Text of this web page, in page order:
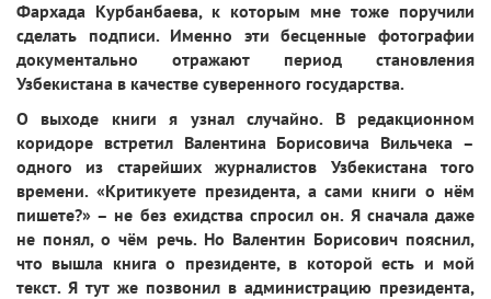
Фархада Курбанбаева, к которым мне тоже поручили
сделать подписи. Именно эти бесценные фотографии
документально отражают период становления
Узбекистана в качестве суверенного государства.
О выходе книги я узнал случайно. В редакционном
коридоре встретил Валентина Борисовича Вильчека –
одного из старейших журналистов Узбекистана того
времени. «Критикуете президента, а сами книги о нём
пишете?» – не без ехидства спросил он. Я сначала даже
не понял, о чём речь. Но Валентин Борисович пояснил,
что вышла книга о президенте, в которой есть и мой
текст. Я тут же позвонил в администрацию президента,